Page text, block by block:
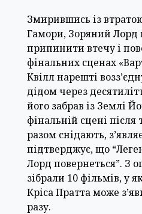
Змирившись із втратою
Гамори, Зоряний Лорд
припинити втечу і
фінальних сценах
Квілл нарешті
дідом через
його забрав із Землі
фінальній сцені після
разом снідають,
підтверджує, що
Лорд повернеться”. З
зібрали 10 фільмів, у
Кріса Пратта може
разу.